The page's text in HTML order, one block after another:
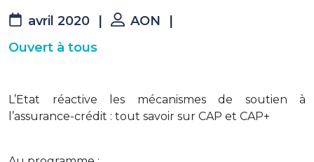
avril 2020 AON
Ouvert à tous
L’Etat réactive les mécanismes de soutien à
l’assurance-crédit : tout savoir sur CAP et CAP+